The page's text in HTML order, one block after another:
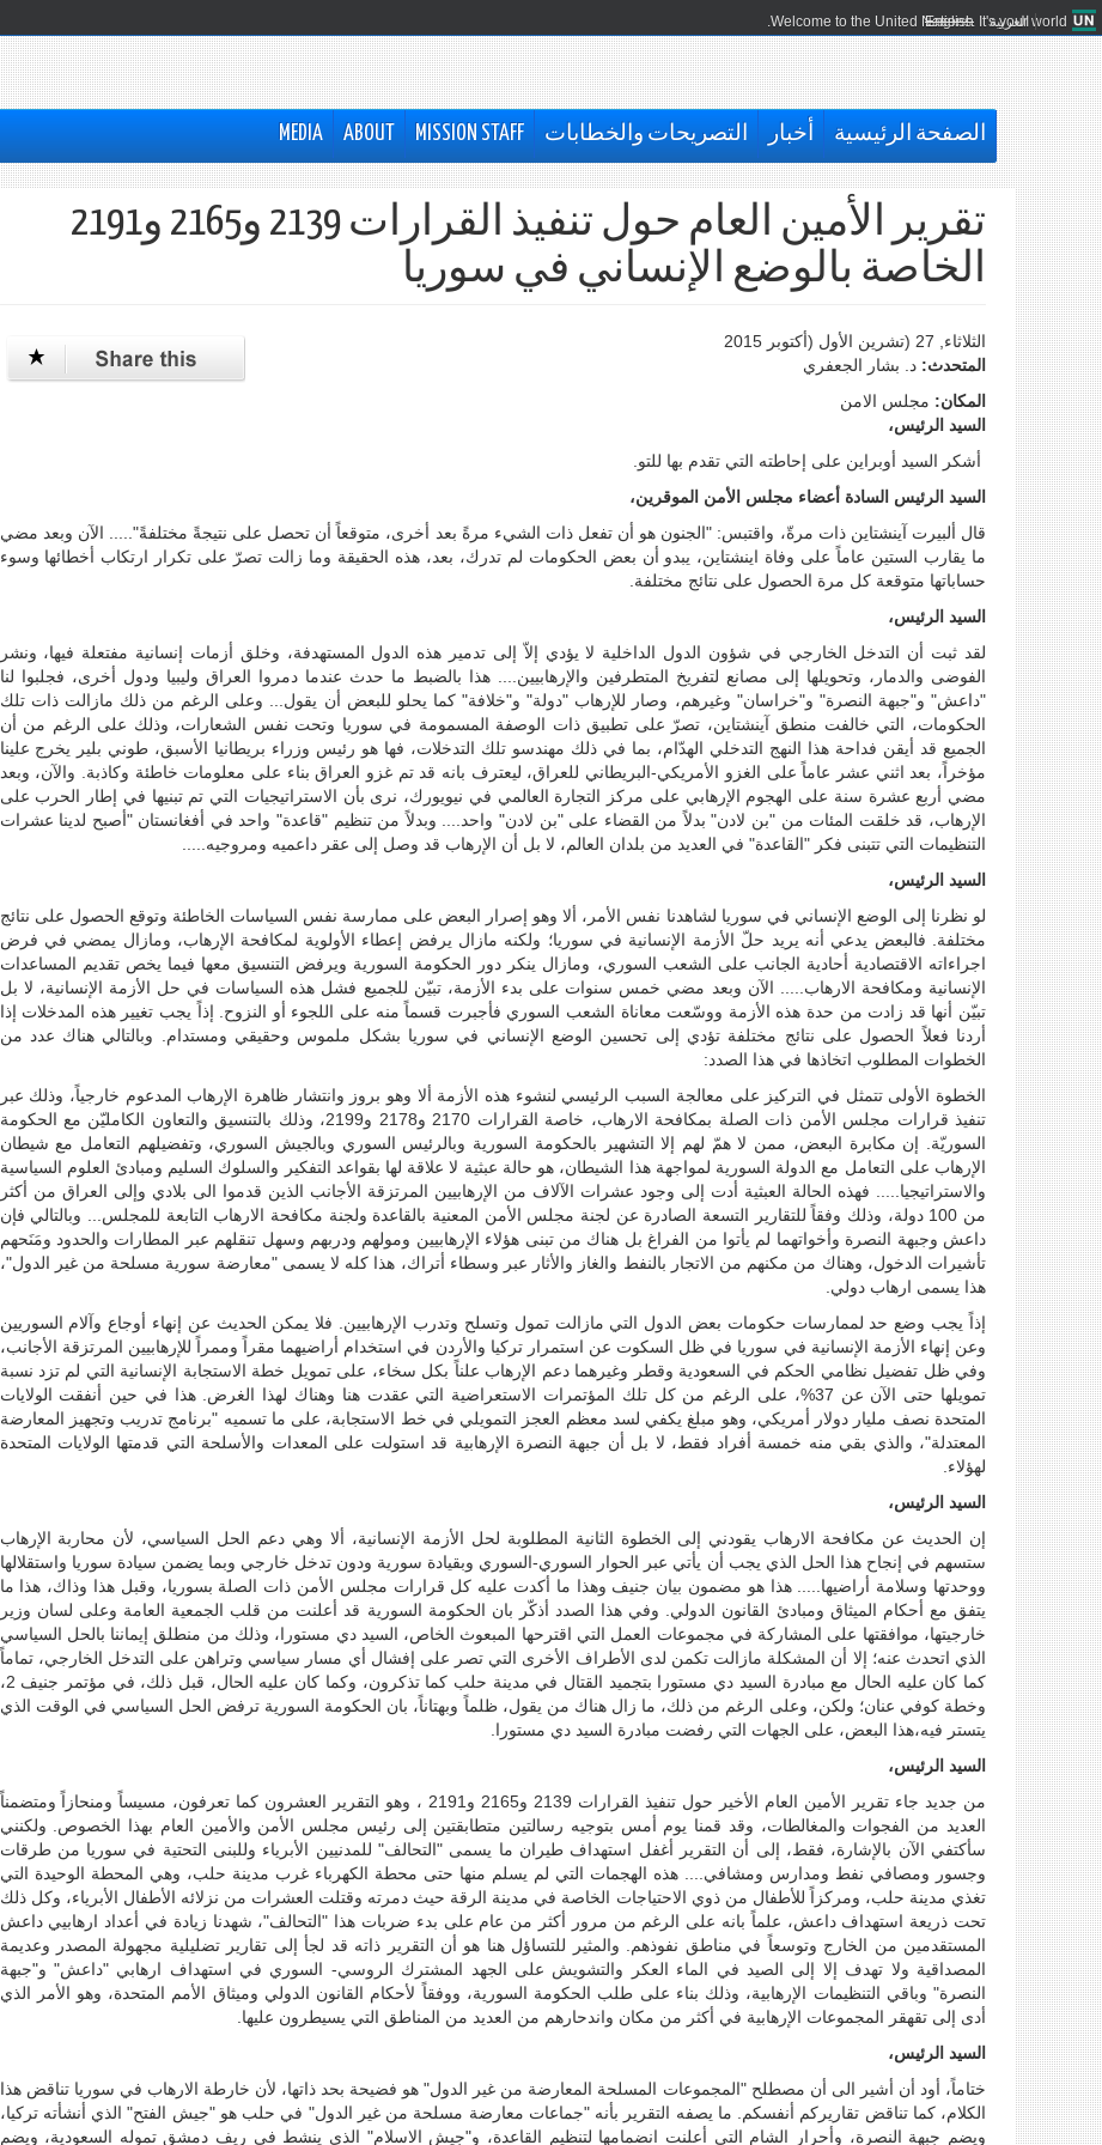
Welcome to the United Nations. It's your world.
العربية English
الصفحة الرئيسية أخبار التصريحات والخطابات MISSION STAFF
ABOUT
MEDIA
تقرير الأمين العام حول تنفيذ القرارات 2139 و2165 و2191
الخاصة بالوضع الإنساني في سوريا
الثلاثاء, 27 (تشرين اﻷول (أكتوبر 2015
المتحدث: د. بشار الجعفري
المكان: مجلس الامن
السيد الرئيس،
أشكر السيد أوبراين على إحاطته التي تقدم بها للتو.
السيد الرئيس السادة أعضاء مجلس الأمن الموقرين،
قال ألبيرت آينشتاين ذات مرةّ، واقتبس: "الجنون هو أن تفعل ذات الشيء مرةً بعد أخرى، متوقعاً أن تحصل على نتيجةً مختلفةً"..... الآن وبعد مضي
ما يقارب الستين عاماً على وفاة اينشتاين، يبدو أن بعض الحكومات لم تدرك، بعد، هذه الحقيقة وما زالت تصرّ على تكرار ارتكاب أخطائها وسوء
حساباتها متوقعة كل مرة الحصول على نتائج مختلفة.
السيد الرئيس،
لقد ثبت أن التدخل الخارجي في شؤون الدول الداخلية لا يؤدي إلاّ إلى تدمير هذه الدول المستهدفة، وخلق أزمات إنسانية مفتعلة فيها، ونشر
الفوضى والدمار، وتحويلها إلى مصانع لتفريخ المتطرفين والإرهابيين.... هذا بالضبط ما حدث عندما دمروا العراق وليبيا ودول أخرى، فجلبوا لنا
"داعش" و"جبهة النصرة" و"خراسان" وغيرهم، وصار للإرهاب "دولة" و"خلافة" كما يحلو للبعض أن يقول... وعلى الرغم من ذلك مازالت ذات تلك
الحكومات، التي خالفت منطق آينشتاين، تصرّ على تطبيق ذات الوصفة المسمومة في سوريا وتحت نفس الشعارات، وذلك على الرغم من أن
الجميع قد أيقن فداحة هذا النهج التدخلي الهدّام، بما في ذلك مهندسو تلك التدخلات، فها هو رئيس وزراء بريطانيا الأسبق، طوني بلير يخرج علينا
مؤخراً، بعد اثني عشر عاماً على الغزو الأمريكي-البريطاني للعراق، ليعترف بانه قد تم غزو العراق بناء على معلومات خاطئة وكاذبة. والآن، وبعد
مضي أربع عشرة سنة على الهجوم الإرهابي على مركز التجارة العالمي في نيويورك، نرى بأن الاستراتيجيات التي تم تبنيها في إطار الحرب على
الإرهاب، قد خلقت المئات من "بن لادن" بدلاً من القضاء على "بن لادن" واحد.... وبدلاً من تنظيم "قاعدة" واحد في أفغانستان "أصبح لدينا عشرات
التنظيمات التي تتبنى فكر "القاعدة" في العديد من بلدان العالم، لا بل أن الإرهاب قد وصل إلى عقر داعميه ومروجيه.....
السيد الرئيس،
لو نظرنا إلى الوضع الإنساني في سوريا لشاهدنا نفس الأمر، ألا وهو إصرار البعض على ممارسة نفس السياسات الخاطئة وتوقع الحصول على نتائج
مختلفة. فالبعض يدعي أنه يريد حلّ الأزمة الإنسانية في سوريا؛ ولكنه مازال يرفض إعطاء الأولوية لمكافحة الإرهاب، ومازال يمضي في فرض
اجراءاته الاقتصادية أحادية الجانب على الشعب السوري، ومازال ينكر دور الحكومة السورية ويرفض التنسيق معها فيما يخص تقديم المساعدات
الإنسانية ومكافحة الارهاب..... الآن وبعد مضي خمس سنوات على بدء الأزمة، تبيّن للجميع فشل هذه السياسات في حل الأزمة الإنسانية، لا بل
تبيّن أنها قد زادت من حدة هذه الأزمة ووسّعت معاناة الشعب السوري فأجبرت قسماً منه على اللجوء أو النزوح. إذاً يجب تغيير هذه المدخلات إذا
أردنا فعلاً الحصول على نتائج مختلفة تؤدي إلى تحسين الوضع الإنساني في سوريا بشكل ملموس وحقيقي ومستدام. وبالتالي هناك عدد من
الخطوات المطلوب اتخاذها في هذا الصدد:
الخطوة الأولى تتمثل في التركيز على معالجة السبب الرئيسي لنشوء هذه الأزمة ألا وهو بروز وانتشار ظاهرة الإرهاب المدعوم خارجياً، وذلك عبر
تنفيذ قرارات مجلس الأمن ذات الصلة بمكافحة الارهاب، خاصة القرارات 2170 و2178 و2199، وذلك بالتنسيق والتعاون الكامليّن مع الحكومة
السوريّة. إن مكابرة البعض، ممن لا همّ لهم إلا التشهير بالحكومة السورية وبالرئيس السوري وبالجيش السوري، وتفضيلهم التعامل مع شيطان
الإرهاب على التعامل مع الدولة السورية لمواجهة هذا الشيطان، هو حالة عبثية لا علاقة لها بقواعد التفكير والسلوك السليم ومبادئ العلوم السياسية
والاستراتيجيا..... فهذه الحالة العبثية أدت إلى وجود عشرات الآلاف من الإرهابيين المرتزقة الأجانب الذين قدموا الى بلادي وإلى العراق من أكثر
من 100 دولة، وذلك وفقاً للتقارير التسعة الصادرة عن لجنة مجلس الأمن المعنية بالقاعدة ولجنة مكافحة الارهاب التابعة للمجلس... وبالتالي فإن
داعش وجبهة النصرة وأخواتهما لم يأتوا من الفراغ بل هناك من تبنى هؤلاء الإرهابيين ومولهم ودربهم وسهل تنقلهم عبر المطارات والحدود ومَنَحهم
تأشيرات الدخول، وهناك من مكنهم من الاتجار بالنفط والغاز والأثار عبر وسطاء أتراك، هذا كله لا يسمى "معارضة سورية مسلحة من غير الدول"،
هذا يسمى ارهاب دولي.
إذاً يجب وضع حد لممارسات حكومات بعض الدول التي مازالت تمول وتسلح وتدرب الإرهابيين. فلا يمكن الحديث عن إنهاء أوجاع وآلام السوريين
وعن إنهاء الأزمة الإنسانية في سوريا في ظل السكوت عن استمرار تركيا والأردن في استخدام أراضيهما مقراً وممراً للإرهابيين المرتزقة الأجانب،
وفي ظل تفضيل نظامي الحكم في السعودية وقطر وغيرهما دعم الإرهاب علناً بكل سخاء، على تمويل خطة الاستجابة الإنسانية التي لم تزد نسبة
تمويلها حتى الآن عن 37%، على الرغم من كل تلك المؤتمرات الاستعراضية التي عقدت هنا وهناك لهذا الغرض. هذا في حين أنفقت الولايات
المتحدة نصف مليار دولار أمريكي، وهو مبلغ يكفي لسد معظم العجز التمويلي في خط الاستجابة، على ما تسميه "برنامج تدريب وتجهيز المعارضة
المعتدلة"، والذي بقي منه خمسة أفراد فقط، لا بل أن جبهة النصرة الإرهابية قد استولت على المعدات والأسلحة التي قدمتها الولايات المتحدة
لهؤلاء.
السيد الرئيس،
إن الحديث عن مكافحة الارهاب يقودني إلى الخطوة الثانية المطلوبة لحل الأزمة الإنسانية، ألا وهي دعم الحل السياسي، لأن محاربة الإرهاب
ستسهم في إنجاح هذا الحل الذي يجب أن يأتي عبر الحوار السوري-السوري وبقيادة سورية ودون تدخل خارجي وبما يضمن سيادة سوريا واستقلالها
ووحدتها وسلامة أراضيها..... هذا هو مضمون بيان جنيف وهذا ما أكدت عليه كل قرارات مجلس الأمن ذات الصلة بسوريا، وقبل هذا وذاك، هذا ما
يتفق مع أحكام الميثاق ومبادئ القانون الدولي. وفي هذا الصدد أذكّر بان الحكومة السورية قد أعلنت من قلب الجمعية العامة وعلى لسان وزير
خارجيتها، موافقتها على المشاركة في مجموعات العمل التي اقترحها المبعوث الخاص، السيد دي مستورا، وذلك من منطلق إيماننا بالحل السياسي
الذي اتحدث عنه؛ إلا أن المشكلة مازالت تكمن لدى الأطراف الأخرى التي تصر على إفشال أي مسار سياسي وتراهن على التدخل الخارجي، تماماً
كما كان عليه الحال مع مبادرة السيد دي مستورا بتجميد القتال في مدينة حلب كما تذكرون، وكما كان عليه الحال، قبل ذلك، في مؤتمر جنيف 2،
وخطة كوفي عنان؛ ولكن، وعلى الرغم من ذلك، ما زال هناك من يقول، ظلماً وبهتاناً، بان الحكومة السورية ترفض الحل السياسي في الوقت الذي
يتستر فيه،هذا البعض، على الجهات التي رفضت مبادرة السيد دي مستورا.
السيد الرئيس،
من جديد جاء تقرير الأمين العام الأخير حول تنفيذ القرارات 2139 و2165 و2191 ، وهو التقرير العشرون كما تعرفون، مسيساً ومنحازاً ومتضمناً
العديد من الفجوات والمغالطات، وقد قمنا يوم أمس بتوجيه رسالتين متطابقتين إلى رئيس مجلس الأمن والأمين العام بهذا الخصوص. ولكنني
سأكتفي الآن بالإشارة، فقط، إلى أن التقرير أغفل استهداف طيران ما يسمى "التحالف" للمدنيين الأبرياء وللبنى التحتية في سوريا من طرقات
وجسور ومصافي نفط ومدارس ومشافي.... هذه الهجمات التي لم يسلم منها حتى محطة الكهرباء غرب مدينة حلب، وهي المحطة الوحيدة التي
تغذي مدينة حلب، ومركزاً للأطفال من ذوي الاحتياجات الخاصة في مدينة الرقة حيث دمرته وقتلت العشرات من نزلائه الأطفال الأبرياء، وكل ذلك
تحت ذريعة استهداف داعش، علماً بانه على الرغم من مرور أكثر من عام على بدء ضربات هذا "التحالف"، شهدنا زيادة في أعداد ارهابيي داعش
المستقدمين من الخارج وتوسعاً في مناطق نفوذهم. والمثير للتساؤل هنا هو أن التقرير ذاته قد لجأ إلى تقارير تضليلية مجهولة المصدر وعديمة
المصداقية ولا تهدف إلا إلى الصيد في الماء العكر والتشويش على الجهد المشترك الروسي- السوري في استهداف ارهابي "داعش" و"جبهة
النصرة" وباقي التنظيمات الإرهابية، وذلك بناء على طلب الحكومة السورية، ووفقاً لأحكام القانون الدولي وميثاق الأمم المتحدة، وهو الأمر الذي
أدى إلى تقهقر المجموعات الإرهابية في أكثر من مكان واندحارهم من العديد من المناطق التي يسيطرون عليها.
السيد الرئيس،
ختاماً، أود أن أشير الى أن مصطلح "المجموعات المسلحة المعارضة من غير الدول" هو فضيحة بحد ذاتها، لأن خارطة الارهاب في سوريا تناقض هذا
الكلام، كما تناقض تقاريركم أنفسكم. ما يصفه التقرير بأنه "جماعات معارضة مسلحة من غير الدول" في حلب هو "جيش الفتح" الذي أنشأته تركيا،
ويضم جبهة النصرة، وأحرار الشام التي أعلنت انضمامها لتنظيم القاعدة، و"جيش الاسلام" الذي ينشط في ريف دمشق تموله السعودية، ويضم